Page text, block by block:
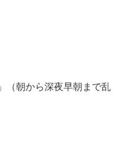
」（朝から深夜早朝まで乱